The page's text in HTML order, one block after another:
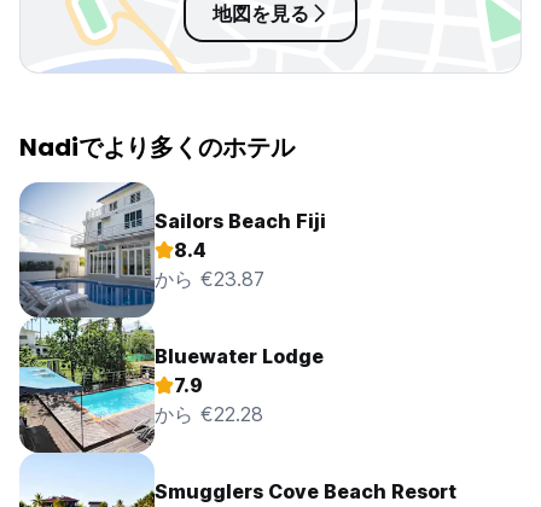
地図を見る
Nadiでより多くのホテル
Sailors Beach Fiji
8.4
から €23.87
Bluewater Lodge
7.9
から €22.28
Smugglers Cove Beach Resort